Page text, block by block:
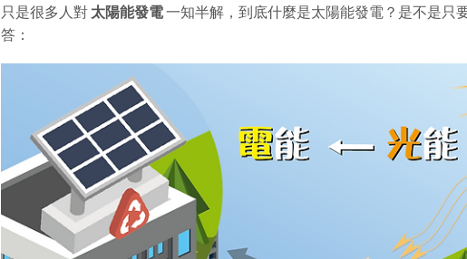
只是很多人對 太陽能發電一知半解，到底什麼是太陽能發電？是不是只
答：